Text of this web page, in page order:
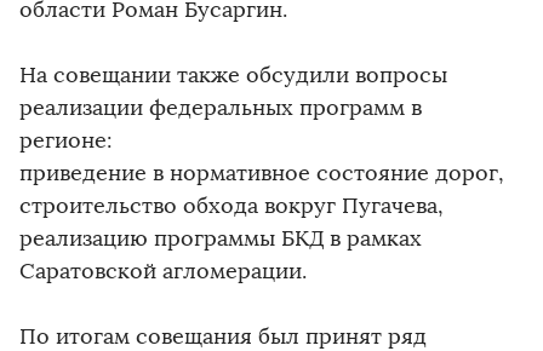
области Роман Бусаргин.
На совещании также обсудили вопросы
реализации федеральных программ в
регионе:
приведение в нормативное состояние дорог,
строительство обхода вокруг Пугачева,
реализацию программы БКД в рамках
Саратовской агломерации.
По итогам совещания был принят ряд